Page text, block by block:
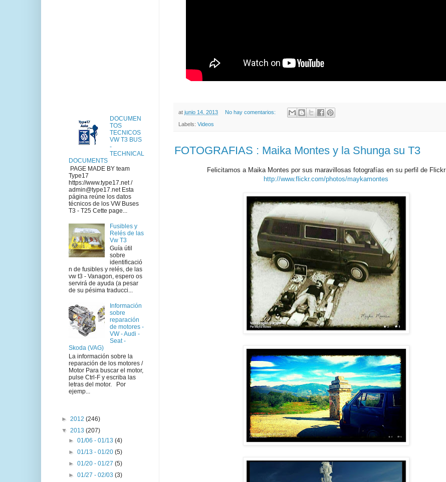
at junio 14, 2013 No hay comentarios:
Labels: Videos
FOTOGRAFIAS : Maika Montes y la Shunga su T3
Felicitamos a Maika Montes por sus maravillosas fotografías en su perfil de Flickr
http://www.flickr.com/photos/maykamontes
DOCUMEN
TOS
TECNICOS
VW T3 BUS
-
TECHNICAL
DOCUMENTS
PAGE MADE BY team
Type17
https://www.type17.net /
admin@type17.net Esta
página reúne los datos
técnicos de los VW Buses
T3 - T25 Cette page...
Fusibles y
Relés de las
Vw T3
Guía útil
sobre
identificació
n de fusibles y relés, de las
vw t3 - Vanagon, espero os
servirá de ayuda (a pesar
de su pésima traducci...
Información
sobre
reparación
de motores -
VW - Audi -
Seat -
Skoda (VAG)
La información sobre la
reparación de los motores /
Motor Para buscar el motor,
pulse Ctrl-F y escriba las
letras del motor. Por
ejemp...
► 2012 (246)
▼ 2013 (207)
►01/06 - 01/13(4)
►01/13 - 01/20(5)
►01/20 - 01/27(5)
►01/27 - 02/03(3)